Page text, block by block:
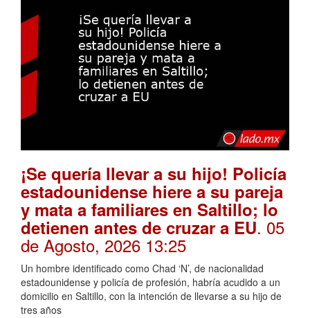
¡Se quería llevar a su hijo! Policía
estadounidense hiere a su pareja
y mata a familiares en Saltillo; lo
detienen antes de cruzar a EU. 05
de Agosto, 2026 13:25
Un hombre identificado como Chad ‘N’, de nacionalidad
estadounidense y policía de profesión, habría acudido a un
domicilio en Saltillo, con la intención de llevarse a su hijo de
tres años